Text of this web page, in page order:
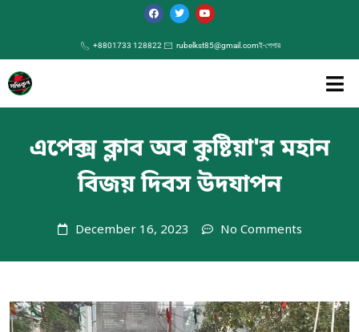
+8801733 128822 rubelkst85@gmail.comই-পেপার
এপেক্স ক্লাব অব কুষ্টিয়া'র মহান
বিজয় দিবস উদযাপন
December 16, 2023 No Comments